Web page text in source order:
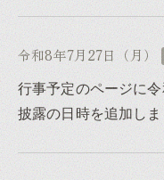
令和8年7月27日（月）
行事予定のページに
披露の日時を追加しま